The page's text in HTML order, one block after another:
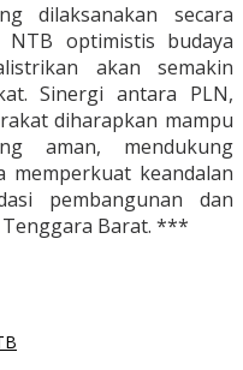
dilaksanakan secara
NTB optimistis budaya
akan semakin
Sinergi antara PLN,
diharapkan mampu
aman, mendukung
memperkuat keandalan
pembangunan dan
Barat. ***